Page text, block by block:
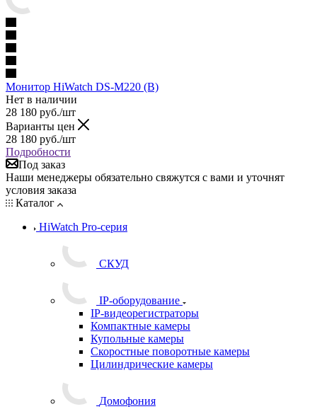
Монитор HiWatch DS-M220 (B)
Нет в наличии
28 180 руб./шт
Варианты цен
28 180 руб./шт
Подробности
Под заказ
Наши менеджеры обязательно свяжутся с вами и уточнят
условия заказа
Каталог
HiWatch Pro-серия
CКУД
IP-оборудование
IP-видеорегистраторы
Компактные камеры
Купольные камеры
Скоростные поворотные камеры
Цилиндрические камеры
Домофония